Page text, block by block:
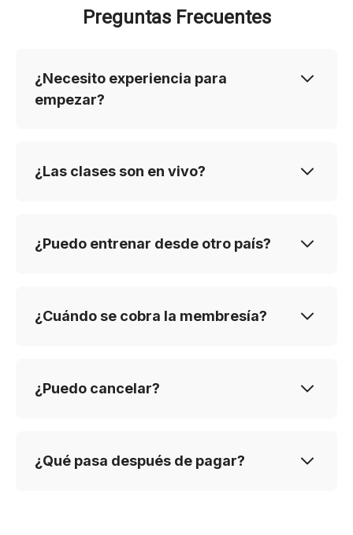
Preguntas Frecuentes
¿Necesito experiencia para
empezar?
¿Las clases son en vivo?
¿Puedo entrenar desde otro país?
¿Cuándo se cobra la membresía?
¿Puedo cancelar?
¿Qué pasa después de pagar?